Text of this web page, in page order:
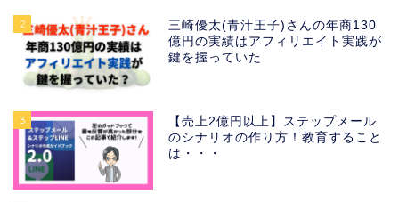
2
三崎優太(青汁王子)さんの年商130
億円の実績はアフィリエイト実践が
鍵を握っていた
3
【売上2億円以上】ステップメール
のシナリオの作り方！教育すること
は・・・